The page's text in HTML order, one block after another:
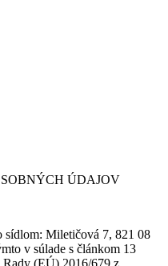
ÚDAJOV
sídlom: Miletičová 7, 821 08
v súlade s článkom 13
Rady (EÚ) 2016/679 z